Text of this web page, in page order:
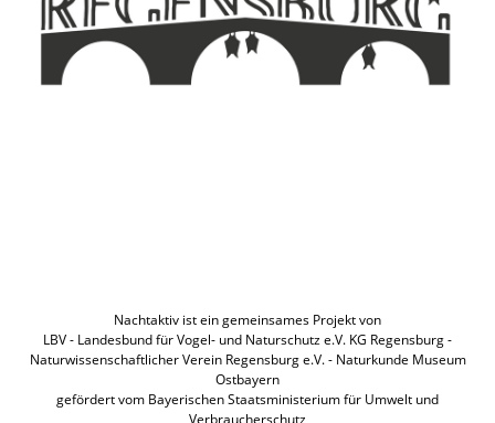
Nachtaktiv ist ein gemeinsames Projekt von
LBV - Landesbund für Vogel- und Naturschutz e.V. KG Regensburg -
Naturwissenschaftlicher Verein Regensburg e.V. - Naturkunde Museum
Ostbayern
gefördert vom Bayerischen Staatsministerium für Umwelt und
Verbraucherschutz